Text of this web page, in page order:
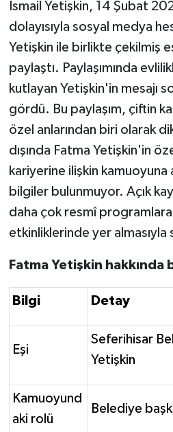
İsmail Yetişkin, 14 Şubat
dolayısıyla sosyal medya
Yetişkin ile birlikte çekilmiş
paylaştı. Paylaşımında
kutlayan Yetişkin'in mesajı
gördü. Bu paylaşım, çiftin
özel anlarından biri olarak
dışında Fatma Yetişkin'in
kariyerine ilişkin kamuoyuna
bilgiler bulunmuyor. Açık
daha çok resmî programlara
etkinliklerinde yer almasıyla
Fatma Yetişkin hakkında
Bilgi Detay
Eşi
Seferihisar
Yetişkin
Kamuoyund
aki rolü
Belediye